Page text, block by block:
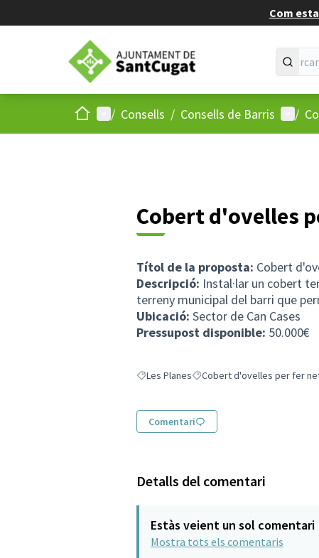
Com
Inici Menú principal
/ Consells / Consells de Barris Menú
/
Cobert d'ovelles
Títol de la proposta: Cobert
Descripció: Instal·lar un cobert
terreny municipal del barri que
Ubicació: Sector de Can Cases
Pressupost disponible: 50.000€
Resultats en filtrar per: Les Planes
Les PlanesResultats en filtrar per:
Cobert d'ovelles per fer
Comentari
Detalls del comentari
Estàs veient un sol comentari
Mostra tots els comentaris